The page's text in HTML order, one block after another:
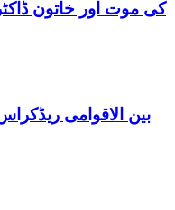
کی موت اور خاتون
بین الاقوامی